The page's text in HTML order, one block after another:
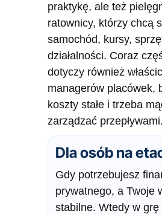
praktykę, ale też
ratownicy, którzy chcą
samochód, kursy,
działalności. Coraz
dotyczy również
managerów placówek,
koszty stałe i trzeba
zarządzać przepływami.
Dla osób na
Gdy potrzebujesz
prywatnego, a Twoje
stabilne. Wtedy w grę